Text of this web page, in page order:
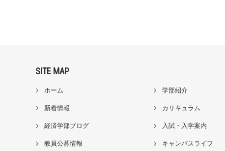
SITE MAP
ホーム
新着情報
経済学部ブログ
教員公募情報
学部紹介
カリキュラム
入試・入学案内
キャンパスライフ